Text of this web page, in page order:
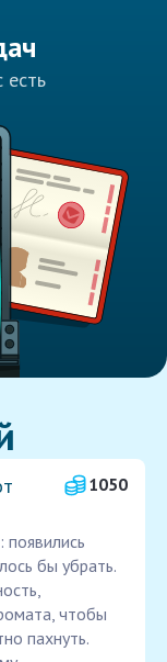
1050
появились
бы убрать.
чтобы
пахнуть.